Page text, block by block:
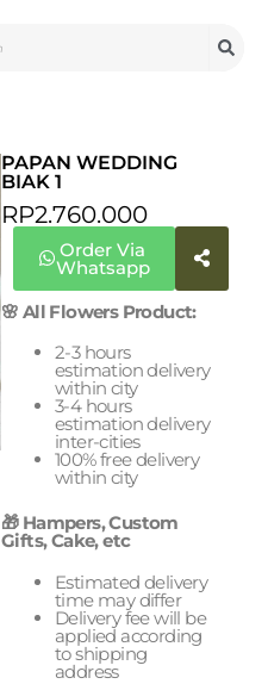
PAPAN WEDDING
BIAK 1
RP2.760.000
Order Via
Whatsapp
🌸 All Flowers Product:
2-3 hours
estimation delivery
within city
3-4 hours
estimation delivery
inter-cities
100% free delivery
within city
🎁 Hampers, Custom
Gifts, Cake, etc
Estimated delivery
time may differ
Delivery fee will be
applied according
to shipping
address